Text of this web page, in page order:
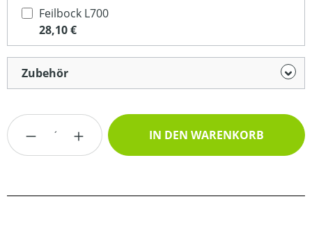
Feilbock L700
28,10 €
Zubehör
Produkt Anzahl: Gib den gewünschten
IN DEN WARENKORB